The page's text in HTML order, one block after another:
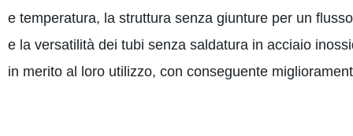
e temperatura, la struttura senza giunture per un
e la versatilità dei tubi senza saldatura in acciaio
in merito al loro utilizzo, con conseguente